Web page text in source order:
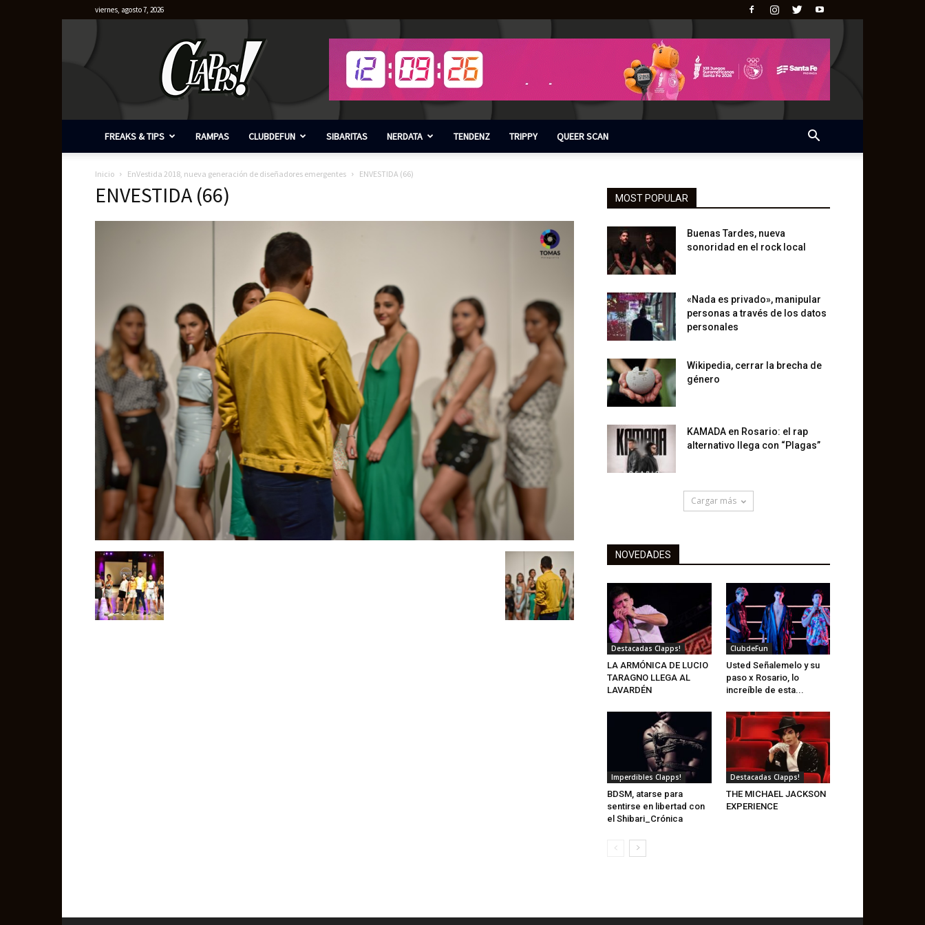
viernes, agosto 7, 2026
FREAKS & TIPS RAMPAS CLUBDEFUN SIBARITAS NERDATA TENDENZ TRIPPY QUEER SCAN
Inicio EnVestida 2018, nueva generación de diseñadores emergentes ENVESTIDA (66)
ENVESTIDA (66) MOST POPULAR
Buenas Tardes, nueva
sonoridad en el rock local
«Nada es privado», manipular
personas a través de los datos
personales
Wikipedia, cerrar la brecha de
género
KAMADA en Rosario: el rap
alternativo llega con “Plagas”
Cargar más
NOVEDADES
Destacadas Clapps!
LA ARMÓNICA DE LUCIO
TARAGNO LLEGA AL
LAVARDÉN
ClubdeFun
Usted Señalemelo y su
paso x Rosario, lo
increíble de esta...
Imperdibles Clapps!
BDSM, atarse para
sentirse en libertad con
el Shibari_Crónica
Destacadas Clapps!
THE MICHAEL JACKSON
EXPERIENCE